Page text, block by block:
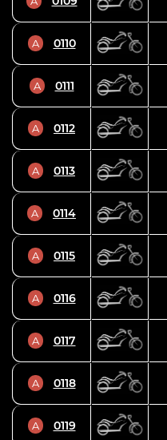
A 0110
A 0111
A 0112
A 0113
A 0114
A 0115
A 0116
A 0117
A 0118
A 0119